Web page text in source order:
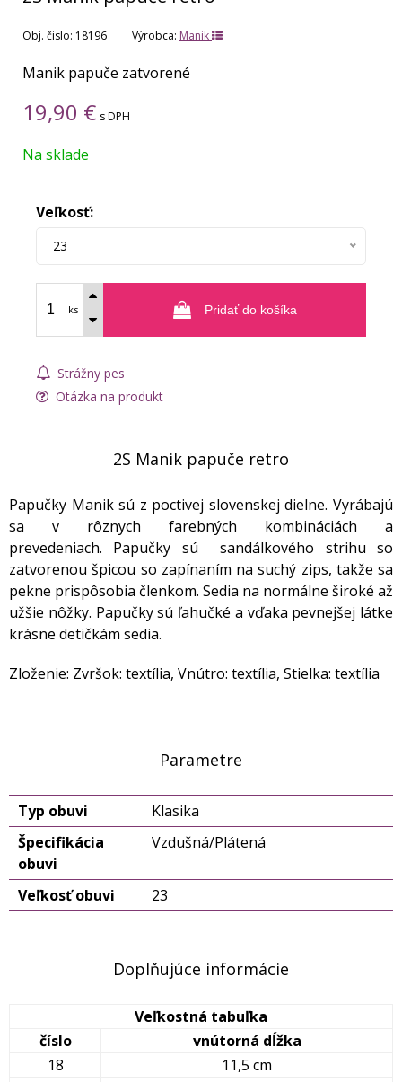
Obj. čislo: 18196 Výrobca: Manik
Manik papuče zatvorené
19,90 € s DPH
Na sklade
Veľkosť:
23
ks Pridať do košíka
Strážny pes
Otázka na produkt
2S Manik papuče retro
Papučky Manik sú z poctivej slovenskej dielne. Vyrábajú
sa v rôznych farebných kombináciách a
prevedeniach. Papučky sú sandálkového strihu so
zatvorenou špicou so zapínaním na suchý zips, takže sa
pekne prispôsobia členkom. Sedia na normálne široké až
užšie nôžky. Papučky sú ľahučké a vďaka pevnejšej látke
krásne detičkám sedia.
Zloženie: Zvršok: textília, Vnútro: textília, Stielka: textília
Parametre
Typ obuvi
Klasika
Špecifikácia
obuvi
Vzdušná/Plátená
Veľkosť obuvi 23
Doplňujúce informácie
Veľkostná tabuľka
číslo
vnútorná dĺžka
18
11,5 cm